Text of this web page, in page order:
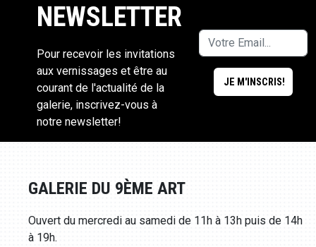
NEWSLETTER
Pour recevoir les invitations
aux vernissages et être au
courant de l'actualité de la
galerie, inscrivez-vous à
notre newsletter!
GALERIE DU 9ÈME ART
Ouvert du mercredi au samedi de 11h à 13h puis de 14h
à 19h.